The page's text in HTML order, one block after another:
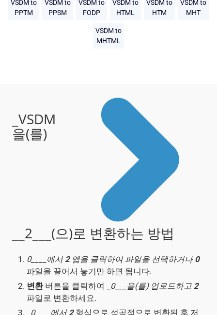
VSDM to
PPTM
VSDM to
PPSM
VSDM to
FODP
VSDM to
HTML
VSDM to
HTM
VSDM to
MHT
VSDM to
MHTML
_VSDM
을(를)
__2___(으)로 변환하는 방법
0____에서 2앱을 클릭하여 파일을 선택하거나 0
파일을 끌어서 놓기만 하면 됩니다.
변환버튼을 클릭하여 _ 0___을(를) 업로드하고 2
파일로 변환하세요.
0____에서 2형식으로 성공적으로 변환된 후 저